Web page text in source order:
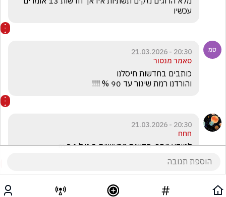
עכשיו
20:30 - 21.03.2026
סאמר מנסור
והורדנו רמת שיגור עד 90 % !!!!
20:30 - 21.03.2026
חחח
למידע נוסף: חדשות מרעישות ב ט ל ג ר m